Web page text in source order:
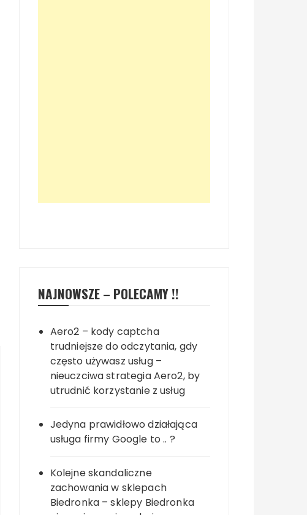
NAJNOWSZE – POLECAMY !!
Aero2 – kody captcha
trudniejsze do odczytania, gdy
często używasz usług –
nieuczciwa strategia Aero2, by
utrudnić korzystanie z usług
Jedyna prawidłowo działająca
usługa firmy Google to .. ?
Kolejne skandaliczne
zachowania w sklepach
Biedronka – sklepy Biedronka